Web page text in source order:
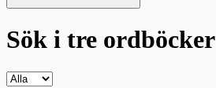
Sök i tre ordböcker